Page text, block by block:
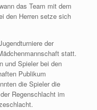
das Team mit dem
den Herren setze sich
der
statt.
und Spieler bei den
Publikum
die Spieler die
Regenschlacht im